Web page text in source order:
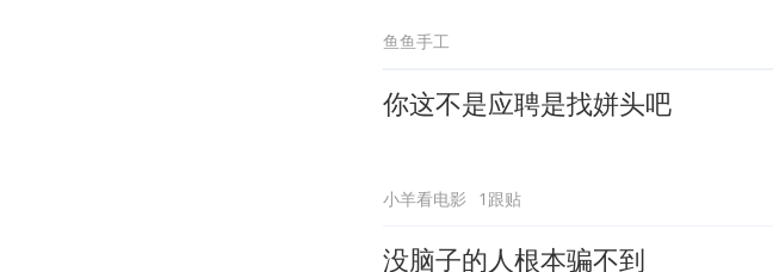
鱼鱼手工
你这不是应聘是找姘头吧
小羊看电影 1跟贴
没脑子的人根本骗不到